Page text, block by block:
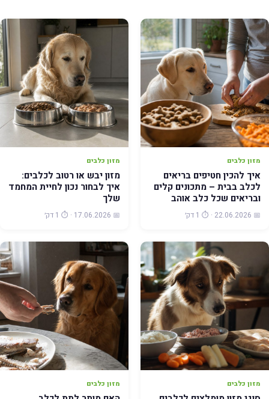
מזון כלבים
איך להכין חטיפים בריאים
לכלב בבית – מתכונים קלים
ובריאים שכל כלב אוהב
📅 22.06.2026 · ⏱️ 1 דק׳
מזון כלבים
מזון יבש או רטוב לכלבים:
איך לבחור נכון לחיית המחמד
שלך
📅 17.06.2026 · ⏱️ 1 דק׳
מזון כלבים מזון כלבים